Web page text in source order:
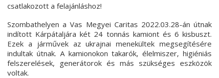
csatlakozott a felajánláshoz!
Szombathelyen a Vas Megyei Caritas 2022.03.28-án útnak
indított Kárpátaljára két 24 tonnás kamiont és 6 kisbuszt.
Ezek a járművek az ukrajnai menekültek megsegítésére
indultak útnak. A kamionokon takarók, élelmiszer, higiéniás
felszerelések, generátorok és más szükséges eszközök
voltak.